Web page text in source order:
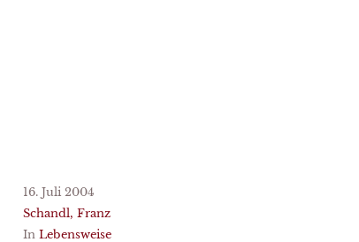
16. Juli 2004
Schandl, Franz
In Lebensweise